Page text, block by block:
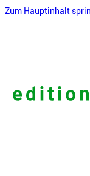
Zum Hauptinhalt